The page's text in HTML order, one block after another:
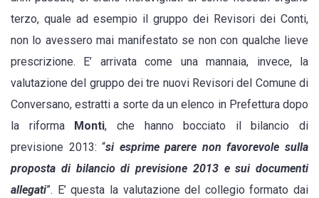
terzo, quale ad esempio il gruppo dei Revisori dei Conti,
non lo avessero mai manifestato se non con qualche lieve
prescrizione. E’ arrivata come una mannaia, invece, la
valutazione del gruppo dei tre nuovi Revisori del Comune di
Conversano, estratti a sorte da un elenco in Prefettura dopo
la riforma
Monti, che hanno bocciato il bilancio di
previsione 2013: “si esprime parere non favorevole sulla
proposta di bilancio di previsione 2013 e sui documenti
allegati”. E’ questa la valutazione del collegio formato dai